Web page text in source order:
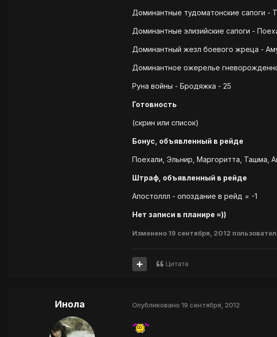
Доминантные тудоматонские сапоги -
Доминантные элизийские сапоги -
Доминантный жезл боевого жреца -
Доминантное ожерелье
Руна войны - Бродяжка - 25
Готовность
(скрин или список)
Бонус, объявленный в рейде
Поехали, Эльнир, Маргоритта, Ташма,
Штраф, объявленный в рейде
Апостоллл - опоздание в рейд = -1
Нет записи в планире =))
Изменено 19 сентября, 2012
Цитата
Инола Опубликовано 19 сентября, 2012